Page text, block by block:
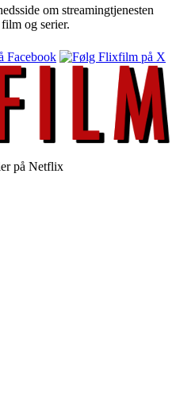
om streamingtjenesten
og serier.
på Netflix